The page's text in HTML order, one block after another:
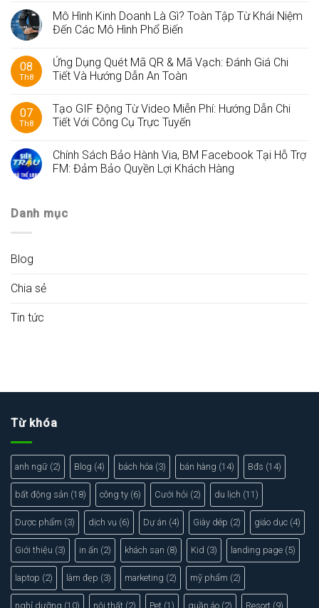
Mô Hình Kinh Doanh Là Gì? Toàn Tập Từ Khái Niệm
Đến Các Mô Hình Phổ Biến
08
Th8
Ứng Dụng Quét Mã QR & Mã Vạch: Đánh Giá Chi
Tiết Và Hướng Dẫn An Toàn
07
Th8
Tạo GIF Động Từ Video Miễn Phí: Hướng Dẫn Chi
Tiết Với Công Cụ Trực Tuyến
Chính Sách Bảo Hành Via, BM Facebook Tại Hỗ Trợ
FM: Đảm Bảo Quyền Lợi Khách Hàng
Danh mục
Blog
Chia sẻ
Tin tức
Từ khóa
anh ngữ (2) Blog (4) bách hóa (3) bán hàng (14) Bđs (14)
bất động sản (18) công ty (6) Cưới hỏi (2) du lịch (11)
Dược phẩm (3) dịch vụ (6) Dự án (4) Giày dép (2) giáo dục (4)
Giới thiệu (3) in ấn (2) khách sạn (8) Kid (3) landing page (5)
laptop (2) làm đẹp (3) marketing (2) mỹ phẩm (2)
nghỉ dưỡng (10) nội thất (2) Pet (1) quần áo (2) Resort (9)